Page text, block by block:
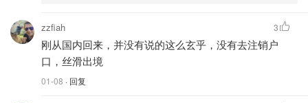
这一事件并非个案。近一年，中国边检和公安系统频频出现
“双重国籍”案例。
官方态度愈发明确——不承认、不放行、要注销。
zzfiah
刚从国内回来，并没有说的这么玄乎，没有去注销户
口，丝滑出境
01-08 · 回复
3